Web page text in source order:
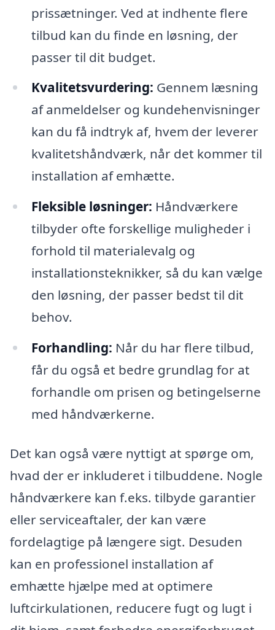
prissætninger. Ved at indhente flere
tilbud kan du finde en løsning, der
passer til dit budget.
Kvalitetsvurdering: Gennem læsning
af anmeldelser og kundehenvisninger
kan du få indtryk af, hvem der leverer
kvalitetshåndværk, når det kommer til
installation af emhætte.
Fleksible løsninger: Håndværkere
tilbyder ofte forskellige muligheder i
forhold til materialevalg og
installationsteknikker, så du kan vælge
den løsning, der passer bedst til dit
behov.
Forhandling: Når du har flere tilbud,
får du også et bedre grundlag for at
forhandle om prisen og betingelserne
med håndværkerne.
Det kan også være nyttigt at spørge om,
hvad der er inkluderet i tilbuddene. Nogle
håndværkere kan f.eks. tilbyde garantier
eller serviceaftaler, der kan være
fordelagtige på længere sigt. Desuden
kan en professionel installation af
emhætte hjælpe med at optimere
luftcirkulationen, reducere fugt og lugt i